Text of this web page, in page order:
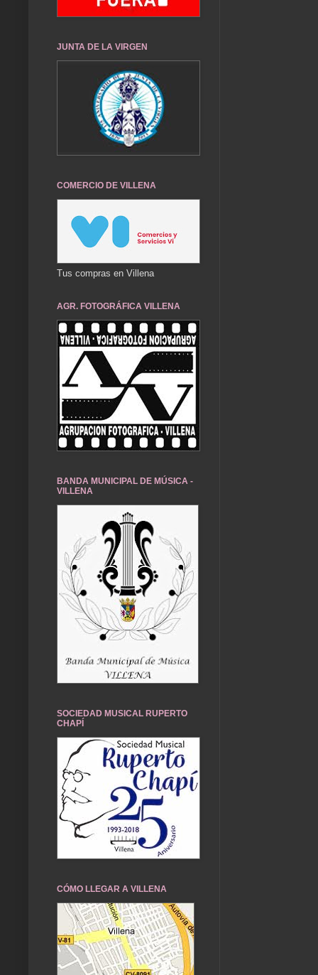
JUNTA DE LA VIRGEN
COMERCIO DE VILLENA
Tus compras en Villena
AGR. FOTOGRÁFICA VILLENA
BANDA MUNICIPAL DE MÚSICA -
VILLENA
SOCIEDAD MUSICAL RUPERTO
CHAPÍ
CÓMO LLEGAR A VILLENA